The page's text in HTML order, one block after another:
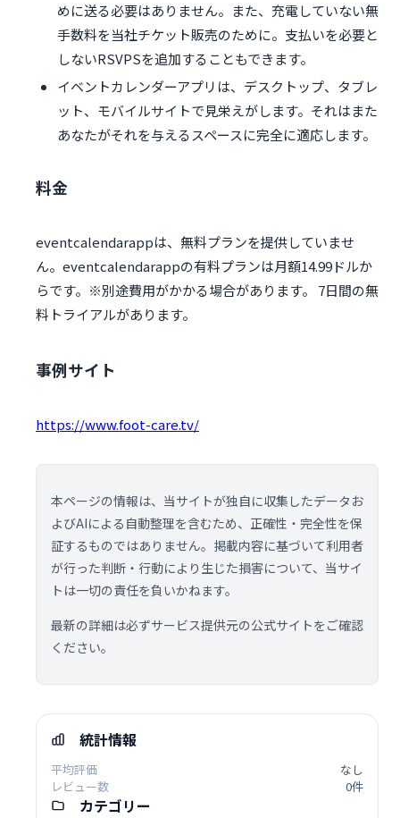
めに送る必要はありません。また、充電していない無
手数料を当社チケット販売のために。支払いを必要と
しないRSVPSを追加することもできます。
イベントカレンダーアプリは、デスクトップ、タブレ
ット、モバイルサイトで見栄えがします。それはまた
あなたがそれを与えるスペースに完全に適応します。
料金
eventcalendarappは、無料プランを提供していませ
ん。eventcalendarappの有料プランは月額14.99ドルか
らです。※別途費用がかかる場合があります。 7日間の無
料トライアルがあります。
事例サイト
https://www.foot-care.tv/
本ページの情報は、当サイトが独自に収集したデータお
よびAIによる自動整理を含むため、正確性・完全性を保
証するものではありません。掲載内容に基づいて利用者
が行った判断・行動により生じた損害について、当サイ
トは一切の責任を負いかねます。
最新の詳細は必ずサービス提供元の公式サイトをご確認
ください。
統計情報
平均評価
なし
レビュー数
0件
カテゴリー